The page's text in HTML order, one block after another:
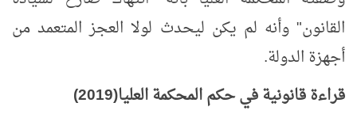
القانون" وأنه لم يكن ليحدث لولا العجز المتعمد من
أجهزة الدولة.
قراءة قانونية في حكم المحكمة العليا(2019)